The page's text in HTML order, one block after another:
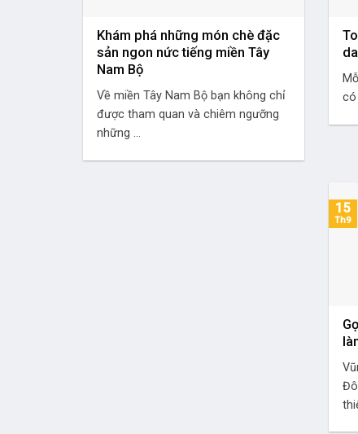
Khám phá những món chè đặc
sản ngon nức tiếng miền Tây
Nam Bộ
Về miền Tây Nam Bộ bạn không chỉ
được tham quan và chiêm ngưỡng
những ...
có
15
Th9